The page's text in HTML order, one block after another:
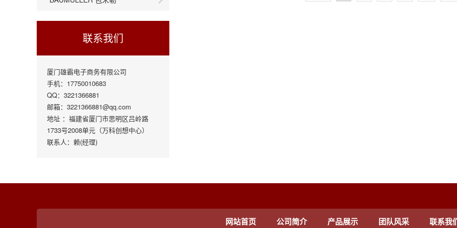
联系我们
厦门雄霸电子商务有限公司
手机：17750010683
QQ：3221366881
邮箱：3221366881@qq.com
地址 ：福建省厦门市思明区吕岭路
1733号2008单元（万科创想中心）
联系人：赖(经理)
网站首页 公司简介 产品展示 团队风采 联系我